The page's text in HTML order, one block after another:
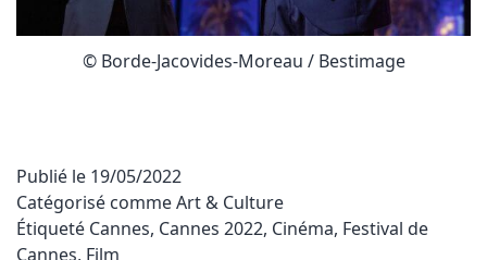
© Borde-Jacovides-Moreau / Bestimage
Publié le 19/05/2022
Catégorisé commeArt & Culture
Étiqueté Cannes, Cannes 2022, Cinéma, Festival de
Cannes, Film